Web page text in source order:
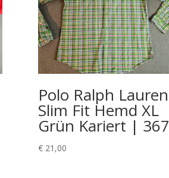
Polo Ralph Lauren
Slim Fit Hemd XL
Grün Kariert | 367
€21,00